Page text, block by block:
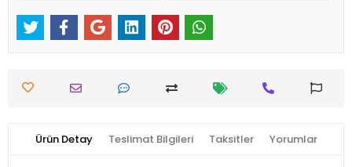
Ürün Detay Teslimat Bilgileri Taksitler Yorumlar